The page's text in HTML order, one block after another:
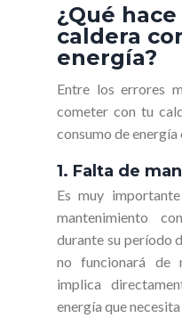
¿Qué
caldera
energía?
Entre los errores
cometer con tu
consumo de
1. Falta de
Es muy
mantenimiento
durante su período
no funcionará de
implica
energía que